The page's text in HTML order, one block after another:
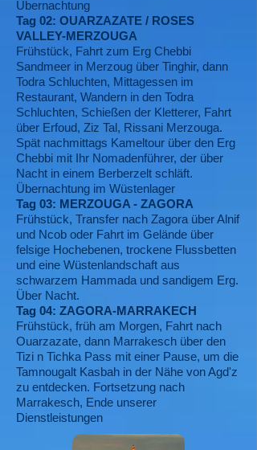
Übernachtung
Tag 02: OUARZAZATE / ROSES
VALLEY-MERZOUGA
Frühstück, Fahrt zum Erg Chebbi
Sandmeer in Merzoug über Tinghir, dann
Todra Schluchten, Mittagessen im
Restaurant, Wandern in den Todra
Schluchten, Schießen der Kletterer, Fahrt
über Erfoud, Ziz Tal, Rissani Merzouga.
Spät nachmittags Kameltour über den Erg
Chebbi mit Ihr Nomadenführer, der über
Nacht in einem Berberzelt schläft.
Übernachtung im Wüstenlager
Tag 03: MERZOUGA - ZAGORA
Frühstück, Transfer nach Zagora über Alnif
und Ncob oder Fahrt im Gelände über
felsige Hochebenen, trockene Flussbetten
und eine Wüstenlandschaft aus
schwarzem Hammada und sandigem Erg.
Über Nacht.
Tag 04: ZAGORA-MARRAKECH
Frühstück, früh am Morgen, Fahrt nach
Ouarzazate, dann Marrakesch über den
Tizi n Tichka Pass mit einer Pause, um die
Tamnougalt Kasbah in der Nähe von Agd'z
zu entdecken. Fortsetzung nach
Marrakesch, Ende unserer
Dienstleistungen